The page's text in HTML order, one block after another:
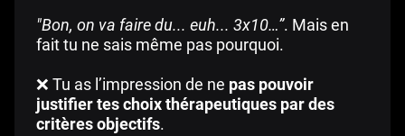
"Bon, on va faire du... euh... 3x10…”. Mais en
fait tu ne sais même pas pourquoi.
❌ Tu as l’impression de ne pas pouvoir
justifier tes choix thérapeutiques par des
critères objectifs.